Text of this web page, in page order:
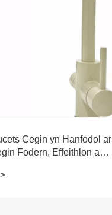
Cegin yn Hanfodol ar
Fodern, Effeithlon a